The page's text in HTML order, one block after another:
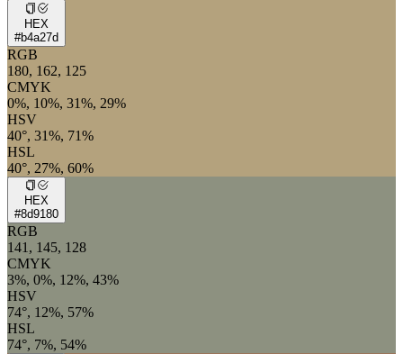
HEX
#b4a27d
RGB
180, 162, 125
CMYK
0%, 10%, 31%, 29%
HSV
40°, 31%, 71%
HSL
40°, 27%, 60%
HEX
#8d9180
RGB
141, 145, 128
CMYK
3%, 0%, 12%, 43%
HSV
74°, 12%, 57%
HSL
74°, 7%, 54%